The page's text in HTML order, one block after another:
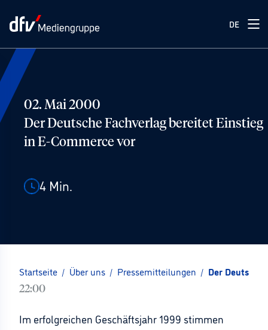
DE
02. Mai 2000
Der Deutsche Fachverlag bereitet Einstieg
in E-Commerce vor
4 Min.
Startseite / Über uns / Pressemitteilungen / Der Deutsche
22:00
Im erfolgreichen Geschäftsjahr 1999 stimmen